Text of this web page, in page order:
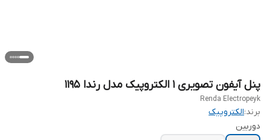
پنل آیفون تصویری 1 الکتروپیک مدل رندا 1195
Renda Electropeyk
برند:الکتروپیک
دوربین